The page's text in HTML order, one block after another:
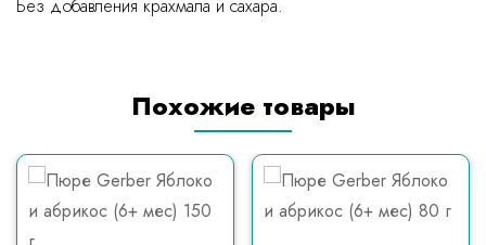
Без добавления крахмала и сахара.
Похожие товары